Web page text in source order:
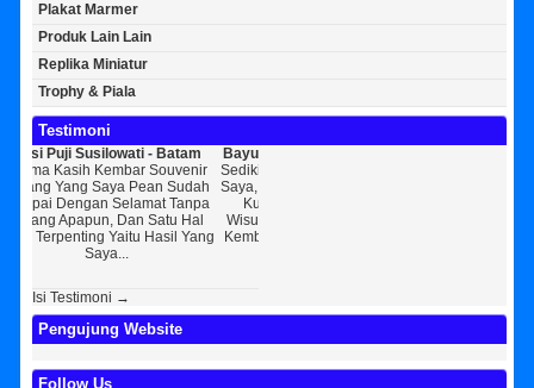
Plakat Marmer
Produk Lain Lain
Replika Miniatur
Trophy & Piala
Testimoni
- Batam
Souvenir
Sudah
Tanpa
Satu Hal
Hasil Yang
Bayu Kurniawan - Jakarta Pusat
Sedikit Membagikan Kisah Sukses
Saya, Perkenalkan Pak Saya Bayu
Kurniawan Reseller Patung
Wisuda Dan Souvenir Wisuda Di
Kembar Souvenir, Sebetulnya S...
Isi Testimoni →
Pengujung Website
Follow Us